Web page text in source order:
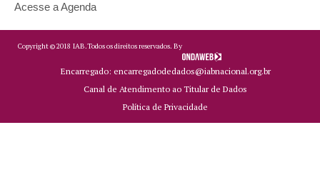
Acesse a Agenda
Copyright ©2018 IAB.Todos os direitos reservados. By
Encarregado: encarregadodedados@iabnacional.org.br
Canal de Atendimento ao Titular de Dados
Política de Privacidade